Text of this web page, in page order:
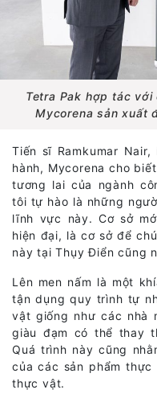
Tetra Pak hợp tác
Mycorena sản xuất
Tiến sĩ Ramkumar
hành, Mycorena cho
tương lai của ngành
tôi tự hào là những
lĩnh vực này. Cơ sở
hiện đại, là cơ sở để
này tại Thụy Điển cũng
Lên men nấm là một
tận dụng quy trình tự
vật giống như các nhà
giàu đạm có thể thay
Quá trình này cũng
của các sản phẩm
thực vật.